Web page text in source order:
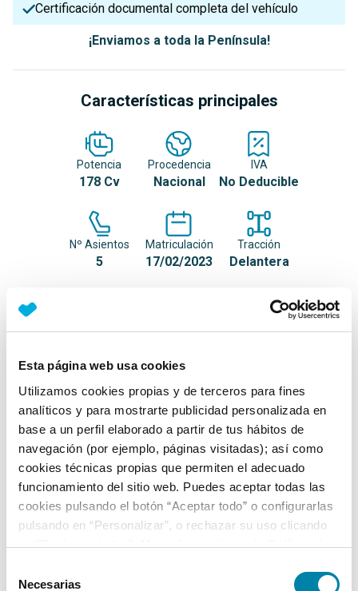
Esta página web usa cookies
Utilizamos cookies propias y de terceros para fines
analíticos y para mostrarte publicidad personalizada en
base a un perfil elaborado a partir de tus hábitos de
navegación (por ejemplo, páginas visitadas); así como
cookies técnicas propias que permiten el adecuado
funcionamiento del sitio web. Puedes aceptar todas las
cookies pulsando el botón “Aceptar todo” o configurarlas
pulsando en “Personalizar”, o rechazar su uso clicando
en “Rechazar todas”. Más información en laPolítica de
Necesarias
Certificación documental completa del vehículo
¡Enviamos a toda la Península!
Características principales
Potencia
178 Cv
Procedencia
Nacional
IVA
No Deducible
Nº Asientos
5
Matriculación
17/02/2023
Tracción
Delantera
Detalles destacados
Faros LED (luz de cruce y carretera)
Faros antiniebla de LED
Luz diurna LED
+ Ver todos
Ficha técnica